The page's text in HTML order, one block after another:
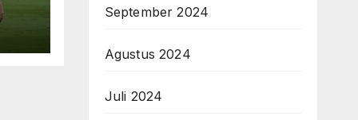
September 2024
Agustus 2024
Juli 2024